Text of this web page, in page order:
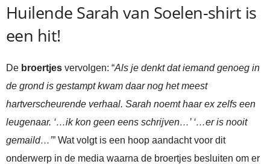
Huilende Sarah van Soelen-shirt is
een hit!
De broertjes vervolgen: “Als je denkt dat iemand genoeg in
de grond is gestampt kwam daar nog het meest
hartverscheurende verhaal. Sarah noemt haar ex zelfs een
leugenaar. ‘…ik kon geen eens schrijven…’ ‘…er is nooit
gemaild…’” Wat volgt is een hoop aandacht voor dit
onderwerp in de media waarna de broertjes besluiten om er